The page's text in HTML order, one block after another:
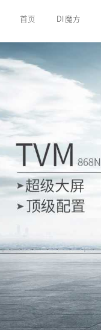
首页 DI魔方
通行
寄存
售卖
访客
技术